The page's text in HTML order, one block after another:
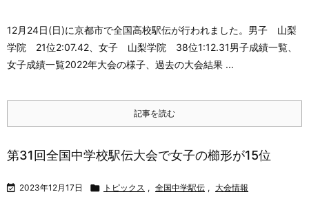
12月24日(日)に京都市で全国高校駅伝が行われました。 男子 山梨
学院 21位2:07.42、女子 山梨学院 38位1:12.31男子成績一覧、
女子成績一覧2022年大会の様子、過去の大会結果 ...
記事を読む
第31回全国中学校駅伝大会で女子の櫛形が15位
 2023年12月17日  トピックス , 全国中学駅伝 , 大会情報